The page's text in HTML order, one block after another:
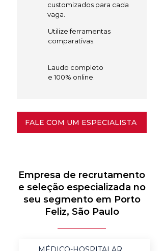
customizados para cada
vaga.
Utilize ferramentas
comparativas.
Laudo completo
e 100% online.
FALE COM UM ESPECIALISTA
Empresa de recrutamento
e seleção especializada no
seu segmento em Porto
Feliz, São Paulo
MÉDICO-HOSPITALAR